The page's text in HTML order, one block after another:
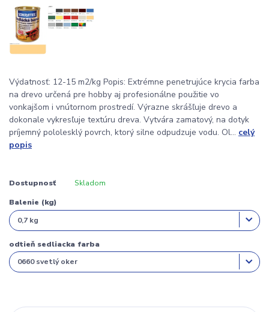
Výdatnosť: 12-15 m2/kg Popis: Extrémne penetrujúce krycia farba
na drevo určená pre hobby aj profesionálne použitie vo
vonkajšom i vnútornom prostredí. Výrazne skrášľuje drevo a
dokonale vykresľuje textúru dreva. Vytvára zamatový, na dotyk
príjemný pololesklý povrch, ktorý silne odpudzuje vodu. Ol... celý
popis
Dostupnosť Skladom
Balenie (kg)
odtieň sedliacka farba